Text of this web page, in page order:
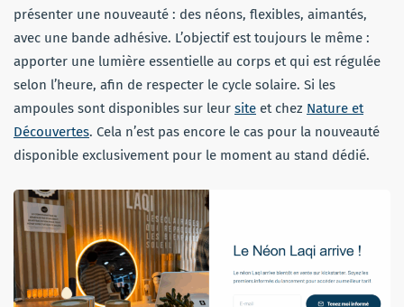
présenter une nouveauté : des néons, flexibles, aimantés,
avec une bande adhésive. L’objectif est toujours le même :
apporter une lumière essentielle au corps et qui est régulée
selon l’heure, afin de respecter le cycle solaire. Si les
ampoules sont disponibles sur leur site et chez Nature et
Découvertes. Cela n’est pas encore le cas pour la nouveauté
disponible exclusivement pour le moment au stand dédié.